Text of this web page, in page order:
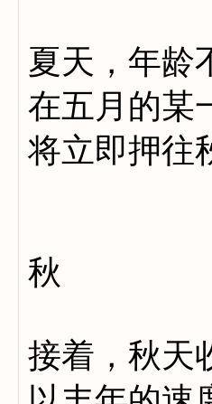
夏天，年龄
在五月的某
将立即押往
秋
接着，秋天